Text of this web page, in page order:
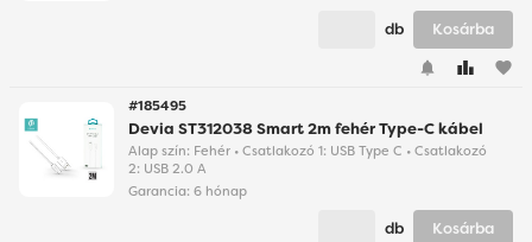
favorite
db Kosárba
#185495
Devia ST312038 Smart 2m fehér Type-C kábel
Alap szín: Fehér • Csatlakozó 1: USB Type C • Csatlakozó
2: USB 2.0 A
Garancia: 6 hónap
db Kosárba